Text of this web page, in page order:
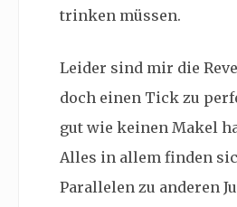
trinken müssen.
Leider sind mir die
doch einen Tick zu
gut wie keinen Makel
Alles in allem finden
Parallelen zu anderen